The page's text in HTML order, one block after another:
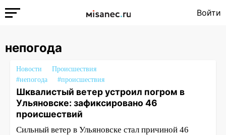
Войти
непогода
Новости
Происшествия
#непогода
#происшествия
Шквалистый ветер устроил погром в
Ульяновске: зафиксировано 46
происшествий
Сильный ветер в Ульяновске стал причиной 46